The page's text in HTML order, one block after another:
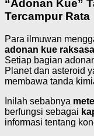
“Adonan Kue”
Tercampur Rata
Para ilmuwan
adonan kue
Setiap bagian
Planet dan asteroid
membawa tanda
Inilah sebabnya
berfungsi sebagai
informasi tentang